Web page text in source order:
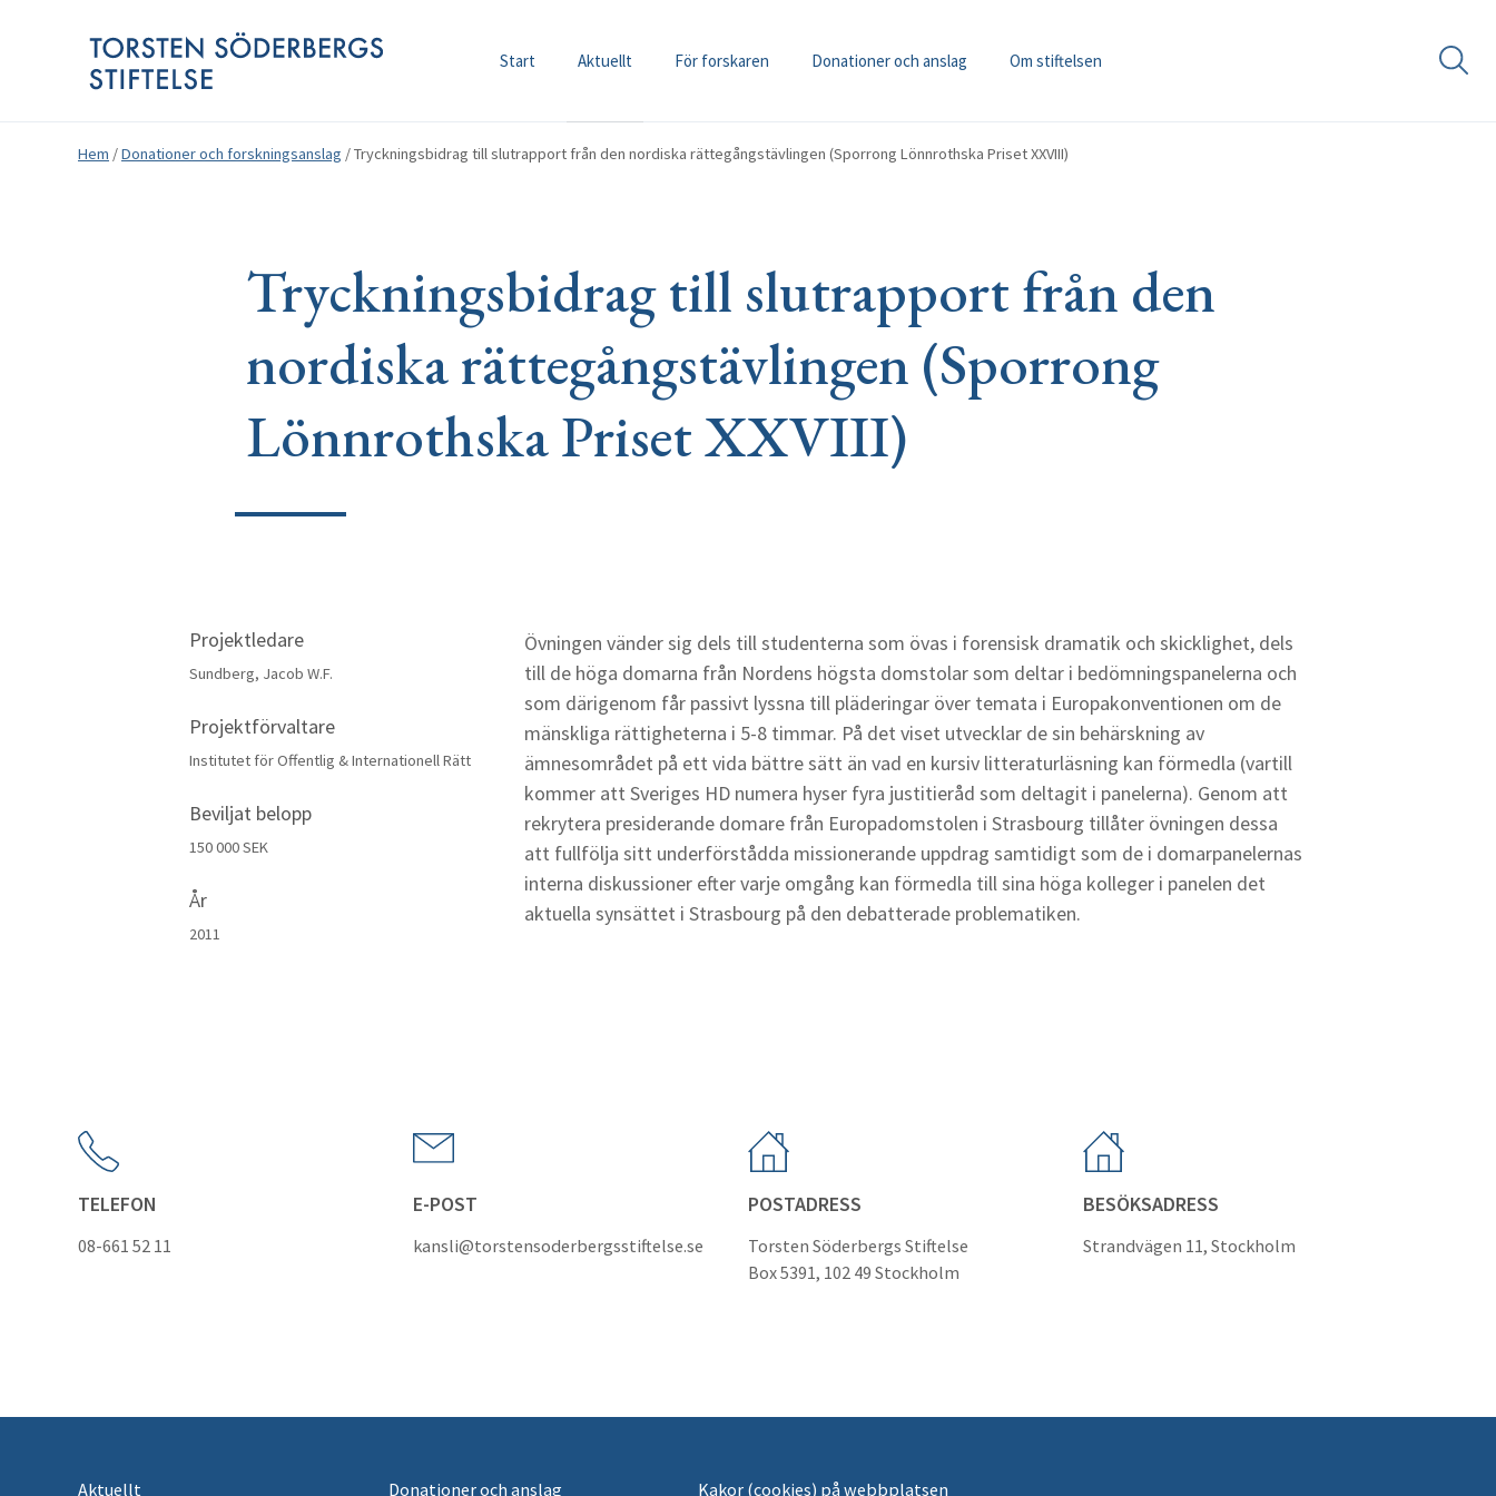
Start Aktuellt För forskaren Donationer och anslag Om stiftelsen
Hem /Donationer och forskningsanslag /Tryckningsbidrag till slutrapport från den nordiska rättegångstävlingen (Sporrong Lönnrothska Priset XXVIII)
Tryckningsbidrag till slutrapport från den
nordiska rättegångstävlingen (Sporrong
Lönnrothska Priset XXVIII)
Projektledare
Sundberg, Jacob W.F.
Projektförvaltare
Institutet för Offentlig & Internationell Rätt
Beviljat belopp
150 000 SEK
År
2011
Övningen vänder sig dels till studenterna som övas i forensisk dramatik och skicklighet, dels
till de höga domarna från Nordens högsta domstolar som deltar i bedömningspanelerna och
som därigenom får passivt lyssna till pläderingar över temata i Europakonventionen om de
mänskliga rättigheterna i 5-8 timmar. På det viset utvecklar de sin behärskning av
ämnesområdet på ett vida bättre sätt än vad en kursiv litteraturläsning kan förmedla (vartill
kommer att Sveriges HD numera hyser fyra justitieråd som deltagit i panelerna). Genom att
rekrytera presiderande domare från Europadomstolen i Strasbourg tillåter övningen dessa
att fullfölja sitt underförstådda missionerande uppdrag samtidigt som de i domarpanelernas
interna diskussioner efter varje omgång kan förmedla till sina höga kolleger i panelen det
aktuella synsättet i Strasbourg på den debatterade problematiken.
TELEFON
08-661 52 11
E-POST
kansli@torstensoderbergsstiftelse.se
POSTADRESS
Torsten Söderbergs Stiftelse
Box 5391, 102 49 Stockholm
BESÖKSADRESS
Strandvägen 11, Stockholm
Aktuellt Donationer och anslag Kakor (cookies) på webbplatsen